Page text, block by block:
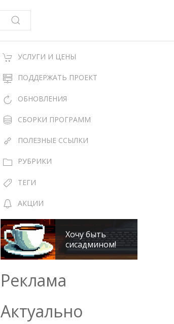
УСЛУГИ И ЦЕНЫ
ПОДДЕРЖАТЬ ПРОЕКТ
ОБНОВЛЕНИЯ
СБОРКИ ПРОГРАММ
ПОЛЕЗНЫЕ ССЫЛКИ
РУБРИКИ
ТЕГИ
АКЦИИ
Хочу быть
сисадмином!
Реклама
Актуально